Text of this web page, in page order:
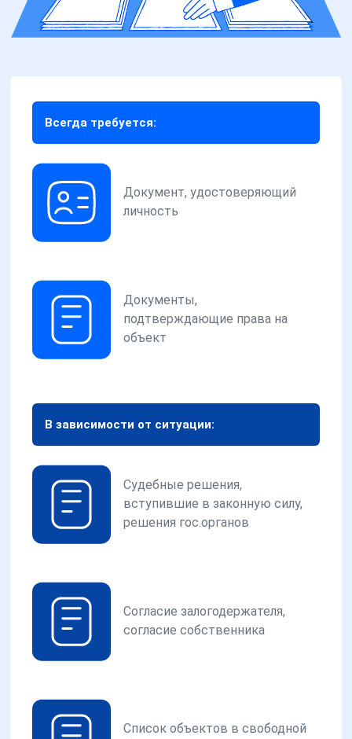
Всегда требуется:
Документ, удостоверяющий
личность
Документы,
подтверждающие права на
объект
В зависимости от ситуации:
Судебные решения,
вступившие в законную силу,
решения гос.органов
Согласие залогодержателя,
согласие собственника
Список объектов в свободной